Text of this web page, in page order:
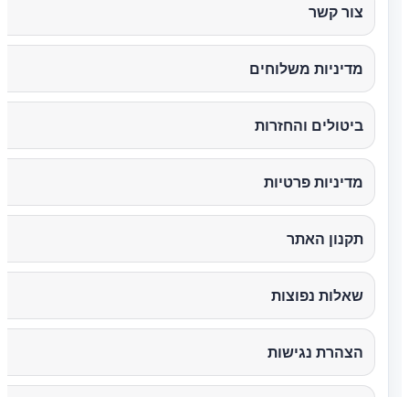
צור קשר
מדיניות משלוחים
ביטולים והחזרות
מדיניות פרטיות
תקנון האתר
שאלות נפוצות
הצהרת נגישות